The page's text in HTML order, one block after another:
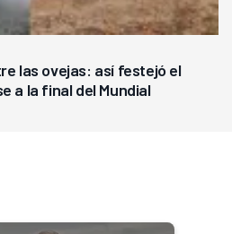
las ovejas: así festejó el
a la final del Mundial